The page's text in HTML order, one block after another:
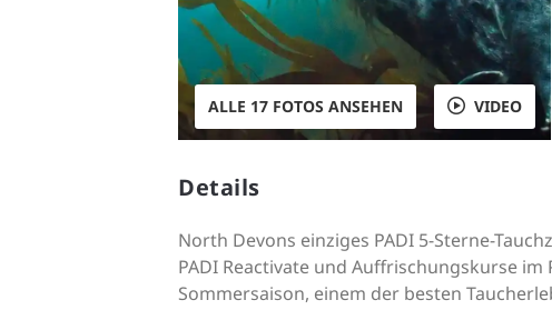
ALLE 17 FOTOS ANSEHEN VIDEO
Details
North Devons einziges PADI 5-Sterne-
PADI Reactivate und Auffrischungskurse
Sommersaison, einem der besten